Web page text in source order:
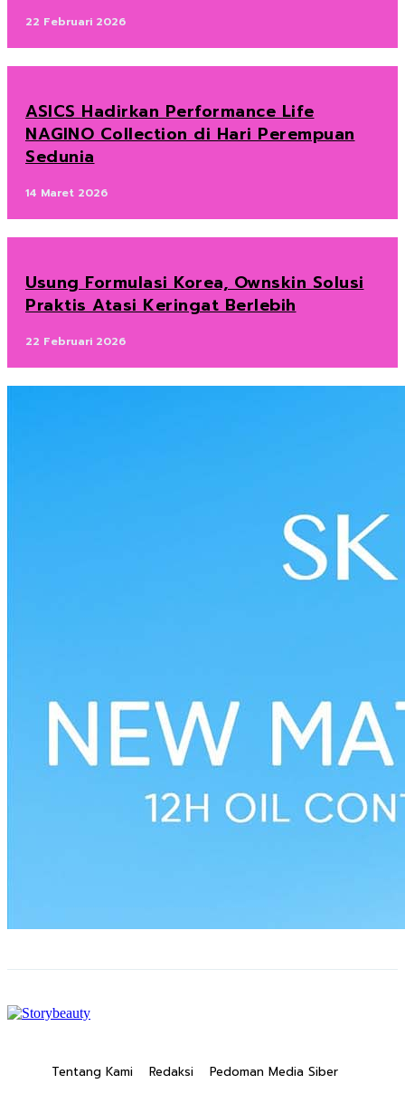
22 Februari 2026
ASICS Hadirkan Performance Life
NAGINO Collection di Hari Perempuan
Sedunia
14 Maret 2026
Usung Formulasi Korea, Ownskin Solusi
Praktis Atasi Keringat Berlebih
22 Februari 2026
Tentang Kami Redaksi Pedoman Media Siber